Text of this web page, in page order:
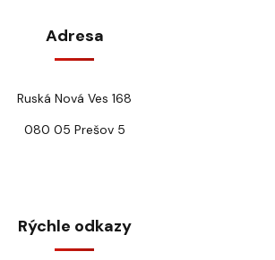
Adresa
Ruská Nová Ves 168
080 05 Prešov 5
Rýchle odkazy